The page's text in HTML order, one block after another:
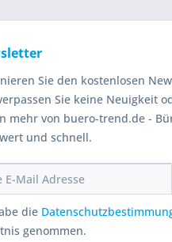
Sie den kostenlosen
Sie keine Neuigkeit
mehr von buero-trend.de -
und schnell.
die
genommen.